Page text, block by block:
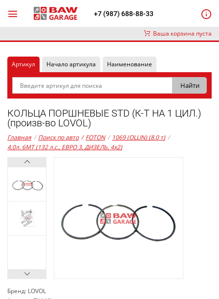
+7 (987) 688-88-33
Ваша корзина пуста
Артикул Начало артикула Наименование
КОЛЬЦА ПОРШНЕВЫЕ STD (К-Т НА 1 ЦИЛ.)
(произв-во LOVOL)
Главная / Поиск по авто / FOTON / 1069 (OLLIN) (8.0 т) /
4,0л. 6MT (132 л.с., ЕВРО 3, ДИЗЕЛЬ, 4x2)
Бренд: LOVOL